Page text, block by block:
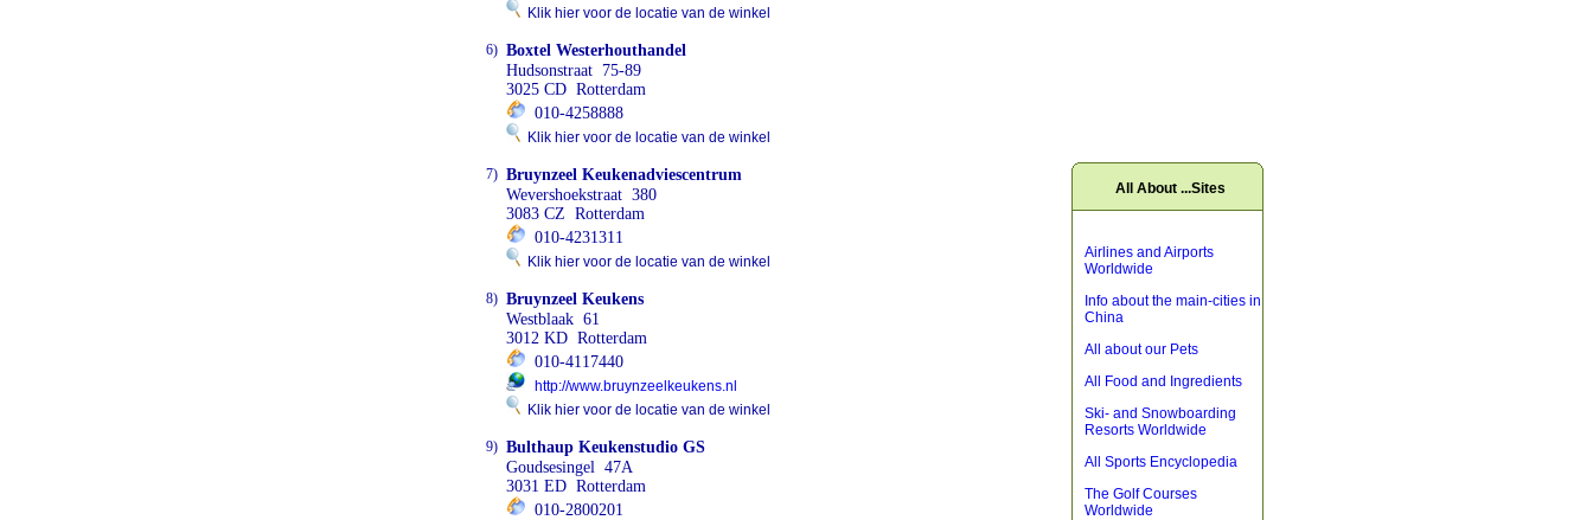
Klik hier voor de locatie van de winkel
6) Boxtel Westerhouthandel
Hudsonstraat 75-89
3025 CD Rotterdam
010-4258888
Klik hier voor de locatie van de winkel
7) Bruynzeel Keukenadviescentrum
Wevershoekstraat 380
3083 CZ Rotterdam
010-4231311
Klik hier voor de locatie van de winkel
8) Bruynzeel Keukens
Westblaak 61
3012 KD Rotterdam
010-4117440
http://www.bruynzeelkeukens.nl
Klik hier voor de locatie van de winkel
9) Bulthaup Keukenstudio GS
Goudsesingel 47A
3031 ED Rotterdam
010-2800201
All About ...Sites
Airlines and Airports
Worldwide
Info about the main-cities in
China
All about our Pets
All Food and Ingredients
Ski- and Snowboarding
Resorts Worldwide
All Sports Encyclopedia
The Golf Courses
Worldwide